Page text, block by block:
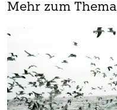
Mehr zum Thema